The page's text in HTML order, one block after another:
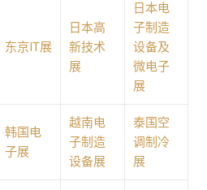
东京IT展
日本高
新技术
展
日本电
子制造
设备及
微电子
展
韩国电
子展
越南电
子制造
设备展
泰国空
调制冷
展